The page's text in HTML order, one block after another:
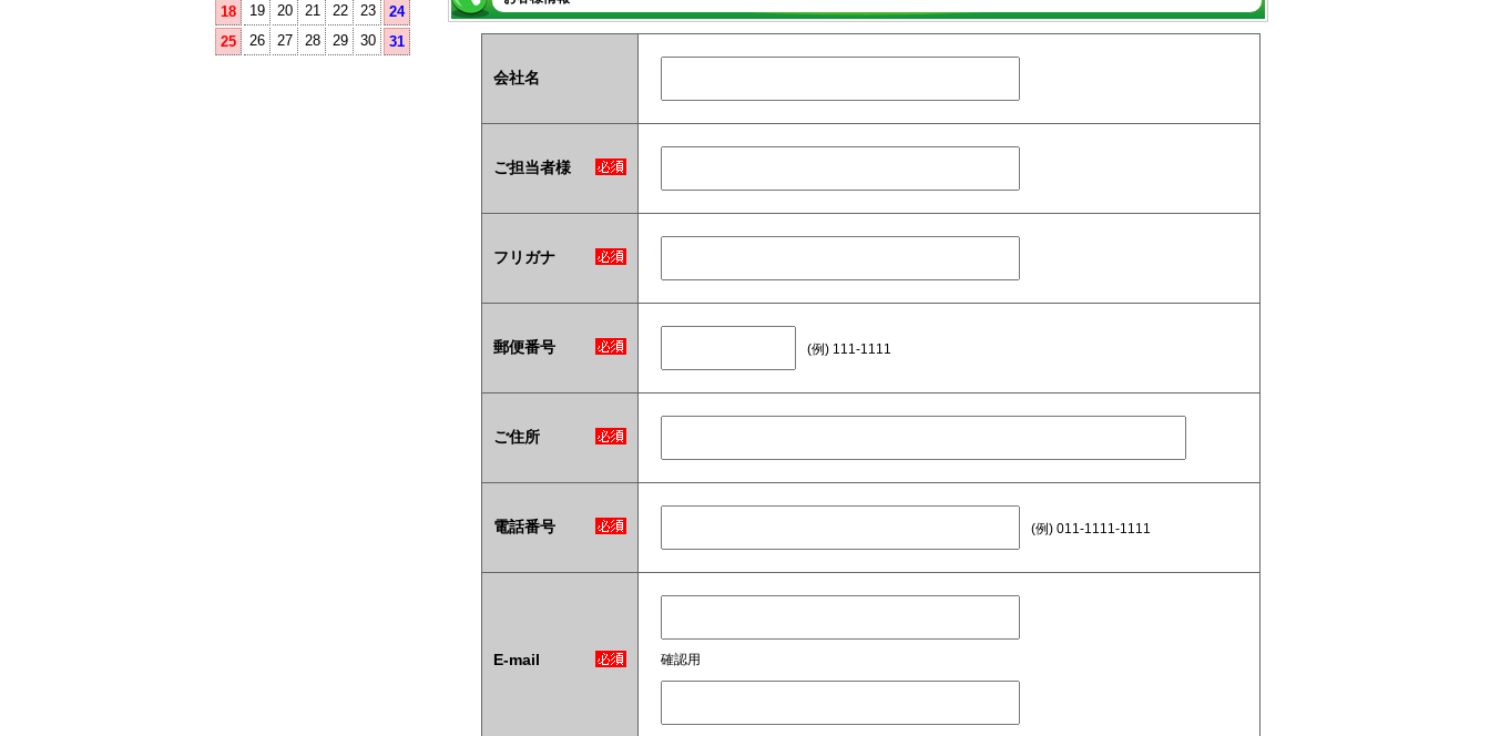
18
19 20 21 22 23
24
25
26 27 28 29 30 31
会社名
ご担当者様
フリガナ
郵便番号 (例) 111-1111
ご住所
電話番号 (例) 011-1111-1111
E-mail 確認用